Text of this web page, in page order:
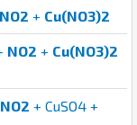
NO2 + Cu(NO3)2
NO2 + Cu(NO3)2
NO2 + CuSO4 +